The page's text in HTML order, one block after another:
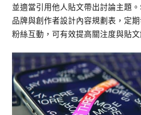
並適當引用他人貼文帶出討論主題
品牌與創作者設計內容規劃表，定
粉絲互動，可有效提高關注度與貼文